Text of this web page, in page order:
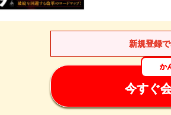
新規登録で
か
今すぐ